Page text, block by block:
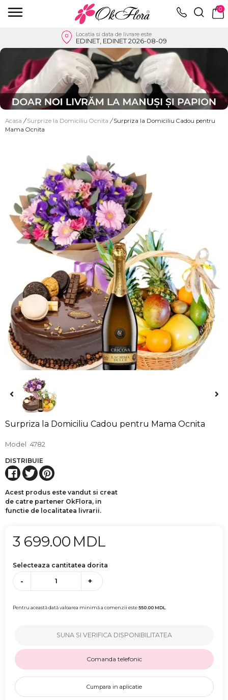
0
Locatia si data de livrare este
EDINET, EDINET 2026-08-09
Acasa / Surprize la Domiciliu Ocnita / Surpriza la Domiciliu Cadou pentru
Mama Ocnita
Surpriza la Domiciliu Cadou pentru Mama Ocnita
Model 4782
DISTRIBUIE
Acest produs este vandut si creat
de catre partener OkFlora, in
functie de localitatea livrarii.
3 699.00 MDL
Selecteaza cantitatea dorita
- +
Pentru această dată valoarea minimă a comenzii este550.00MDL
SUNA SI VERIFICA DISPONIBILITATEA
Comanda telefonic
Cumpara in aplicatie